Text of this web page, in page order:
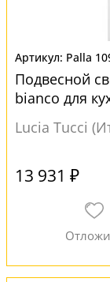
Palla
Подвесной
bianco для
Lucia Tucci
13 931 ₽